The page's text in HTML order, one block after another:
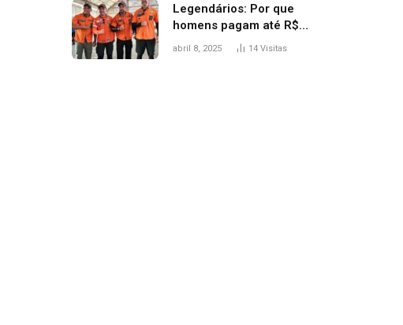
Legendários: Por que
homens pagam até R$
81 mil para subir
abril 8, 2025 14 Visitas